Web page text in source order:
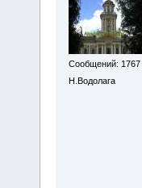
Сообщений: 1767
Н.Водолага